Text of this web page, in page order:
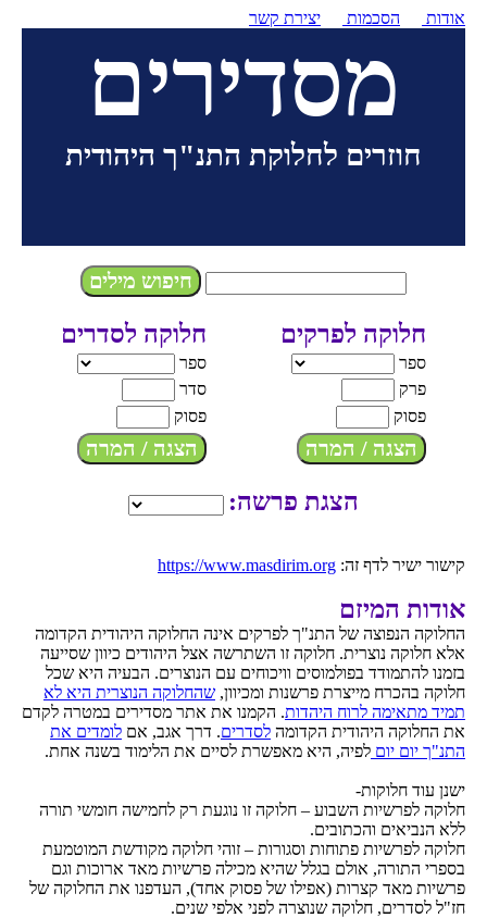
אודות הסכמות יצירת קשר
מסדירים
חוזרים לחלוקת התנ"ך היהודית
חלוקה לפרקים חלוקה לסדרים
ספר
ספר
פרק
סדר
פסוק
פסוק
הצגה / המרה הצגה / המרה
הצגת פרשה:
קישור ישיר לדף זה: https://www.masdirim.org
אודות המיזם
החלוקה הנפוצה של התנ"ך לפרקים אינה החלוקה היהודית הקדומה
אלא חלוקה נוצרית. חלוקה זו השתרשה אצל היהודים כיוון שסייעה
בזמנו להתמודד בפולמוסים וויכוחים עם הנוצרים. הבעיה היא שכל
חלוקה בהכרח מייצרת פרשנות ומכיוון, שהחלוקה הנוצרית היא לא
תמיד מתאימה לרוח היהדות. הקמנו את אתר מסדירים במטרה לקדם
את החלוקה היהודית הקדומה לסדרים. דרך אגב, אם לומדים את
התנ"ך יום יום לפיה, היא מאפשרת לסיים את הלימוד בשנה אחת.
ישנן עוד חלוקות-
חלוקה לפרשיות השבוע – חלוקה זו נוגעת רק לחמישה חומשי תורה
ללא הנביאים והכתובים.
חלוקה לפרשיות פתוחות וסגורות – זוהי חלוקה מקודשת המוטמעת
בספרי התורה, אולם בגלל שהיא מכילה פרשיות מאד ארוכות וגם
פרשיות מאד קצרות (אפילו של פסוק אחד), העדפנו את החלוקה של
חז"ל לסדרים, חלוקה שנוצרה לפני אלפי שנים.